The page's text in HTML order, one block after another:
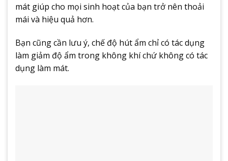
mát giúp cho mọi sinh hoạt của bạn trở nên thoải
mái và hiệu quả hơn.
Bạn cũng cần lưu ý, chế độ hút ẩm chỉ có tác dụng
làm giảm độ ẩm trong không khí chứ không có tác
dụng làm mát.